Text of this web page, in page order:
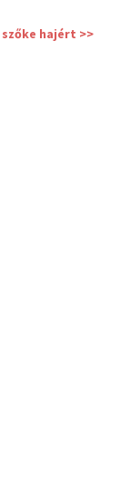
hajért >>